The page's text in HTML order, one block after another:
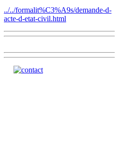
../../formalit%C3%A9s/demande-d-
acte-d-etat-civil.html